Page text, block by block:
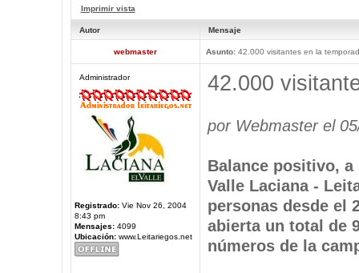
Imprimir vista
Autor Mensaje
webmaster Asunto:42.000 visitantes en la
Administrador
Registrado:Vie Nov 26, 2004
8:43 pm
Mensajes:4099
Ubicación:www.Leitariegos.net
42.000
por Webmaster el
Balance positivo,
Valle Laciana -
personas desde el
abierta un total de
números de la